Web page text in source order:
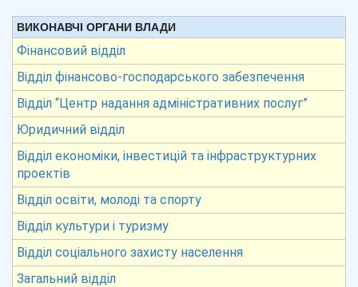
ВИКОНАВЧІ ОРГАНИ ВЛАДИ
Фінансовий відділ
Відділ фінансово-господарського забезпечення
Відділ “Центр надання адміністративних послуг”
Юридичний відділ
Відділ економіки, інвестицій та інфраструктурних
проектів
Відділ освіти, молоді та спорту
Відділ культури і туризму
Відділ соціального захисту населення
Загальний відділ